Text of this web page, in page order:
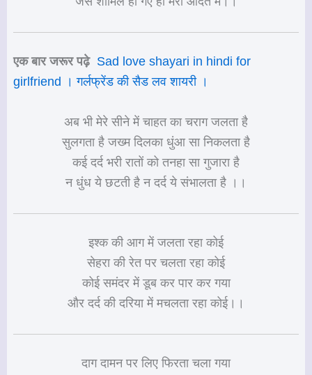
एक बार जरूर पढ़े Sad love shayari in hindi for
girlfriend । गर्लफ्रेंड की सैड लव शायरी ।
अब भी मेरे सीने में चाहत का चराग जलता है
सुलगता है जख्म दिलका धुंआ सा निकलता है
कई दर्द भरी रातों को तनहा सा गुजारा है
न धुंध ये छटती है न दर्द ये संभालता है ।।
इश्क की आग में जलता रहा कोई
सेहरा की रेत पर चलता रहा कोई
कोई समंदर में डूब कर पार कर गया
और दर्द की दरिया में मचलता रहा कोई।।
दाग दामन पर लिए फिरता चला गया